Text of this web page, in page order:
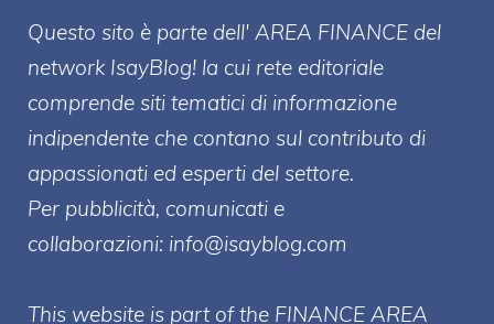
Questo sito è parte dell' AREA FINANCE del
network IsayBlog! la cui rete editoriale
comprende siti tematici di informazione
indipendente che contano sul contributo di
appassionati ed esperti del settore.
Per pubblicità, comunicati e
collaborazioni: info@isayblog.com
This website is part of the FINANCE AREA